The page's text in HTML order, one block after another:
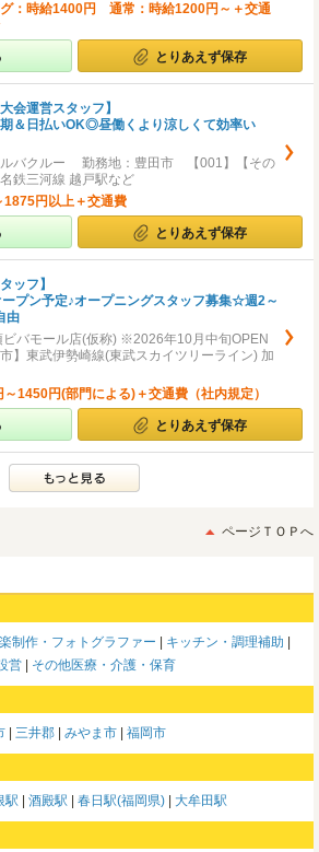
：時給1400円 通常：時給1200円～＋交通
とりあえず保存
会運営スタッフ】
＆日払いOK◎昼働くより涼しくて効率い
ルバクルー 勤務地：豊田市 【001】【その
鉄三河線 越戸駅など
1875円以上＋交通費
とりあえず保存
ッフ】
プン予定♪オープニングスタッフ募集☆週2～
由
ビバモール店(仮称) ※2026年10月中旬OPEN
】東武伊勢崎線(東武スカイツリーライン) 加
1450円(部門による)＋交通費（社内規定）
とりあえず保存
ページＴＯＰへ
制作・フォトグラファー
キッチン・調理補助
営 その他医療・介護・保育
三井郡 みやま市 福岡市
駅 酒殿駅 春日駅(福岡県) 大牟田駅